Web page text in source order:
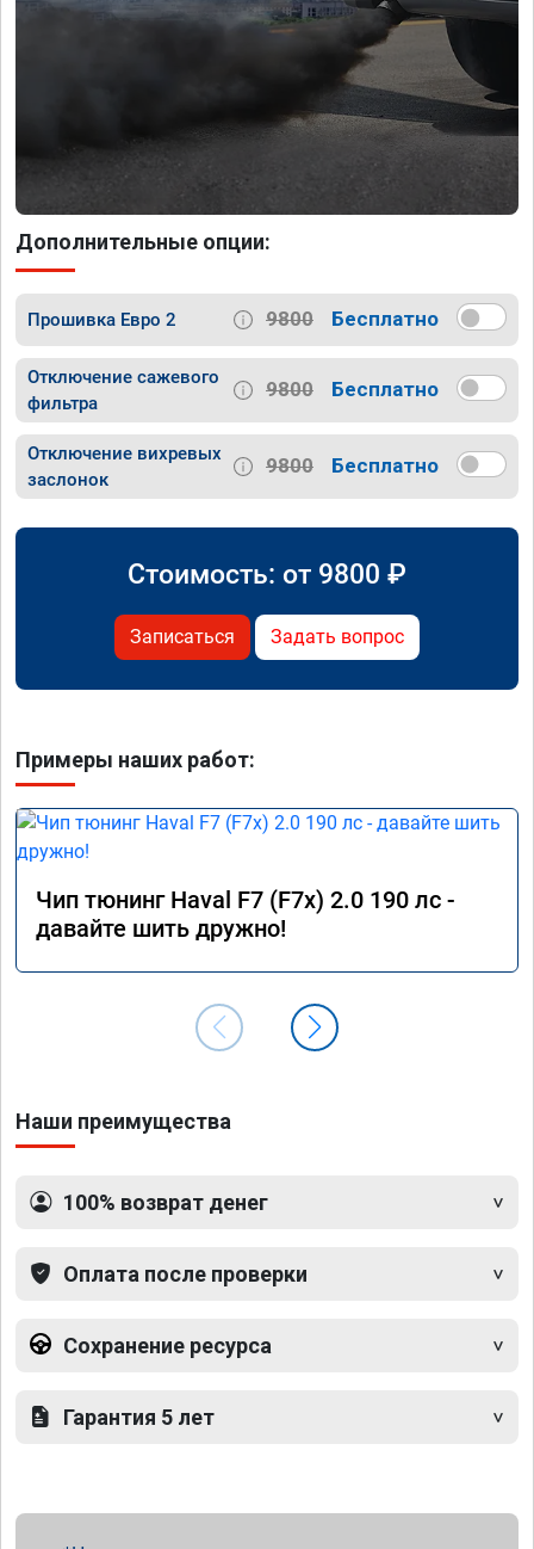
Дополнительные опции:
Прошивка Евро 2 9800 Бесплатно
Отключение сажевого
фильтра
9800 Бесплатно
Отключение вихревых
заслонок
9800 Бесплатно
Стоимость: от 9800 ₽
Записаться Задать вопрос
Примеры наших работ:
Чип тюнинг Haval F7 (F7x) 2.0 190 лс -
давайте шить дружно!
Наши преимущества
100% возврат денег
Оплата после проверки
Сохранение ресурса
Гарантия 5 лет